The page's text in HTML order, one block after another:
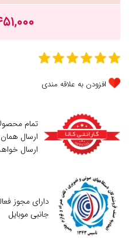
۴۵۱,۰۰۰
افزودن به علاقه مندی
تمام
ارسال
ارسال
دارای مجوز
جانبی موبایل